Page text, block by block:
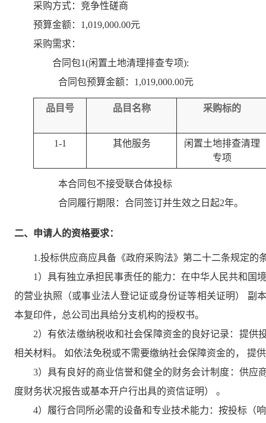
采购方式：竞争性磋商
预算金额：1,019,000.00元
采购需求：
合同包1(闲置土地清理排查专项):
合同包预算金额： 1,019,000.00元
品目号 品目名称 采购标的
1-1 其他服务
闲置土地排查清理
专项
本合同包不接受联合体投标
合同履行期限： 合同签订并生效之日起2年。
二、申请人的资格要求：
1.投标供应商应具备《政府采购法》第二十二条规定的
1）具有独立承担民事责任的能力：在中华人民共和国
的营业执照（或事业法人登记证或身份证等相关证明） 副
本复印件，总公司出具给分支机构的授权书。
2）有依法缴纳税收和社会保障资金的良好记录：提供
相关材料。 如依法免税或不需要缴纳社会保障资金的， 提
3）具有良好的商业信誉和健全的财务会计制度：供应
度财务状况报告或基本开户行出具的资信证明） 。
4）履行合同所必需的设备和专业技术能力：按投标（